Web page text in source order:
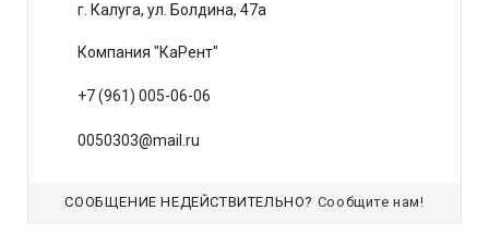
г. Калуга, ул. Болдина, 47а
Компания "КаРент"
+7 (961) 005-06-06
0050303@mail.ru
СООБЩЕНИЕ НЕДЕЙСТВИТЕЛЬНО? Сообщите нам!